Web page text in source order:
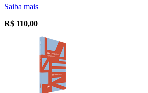
Saiba mais
R$ 110,00